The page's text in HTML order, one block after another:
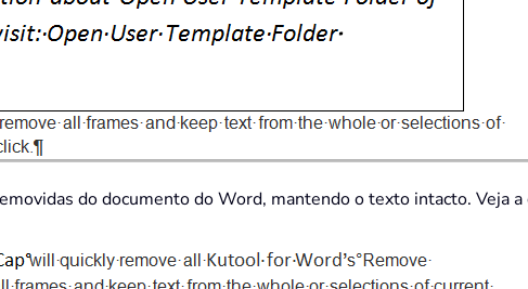
do documento do Word, mantendo o texto intacto. Veja a